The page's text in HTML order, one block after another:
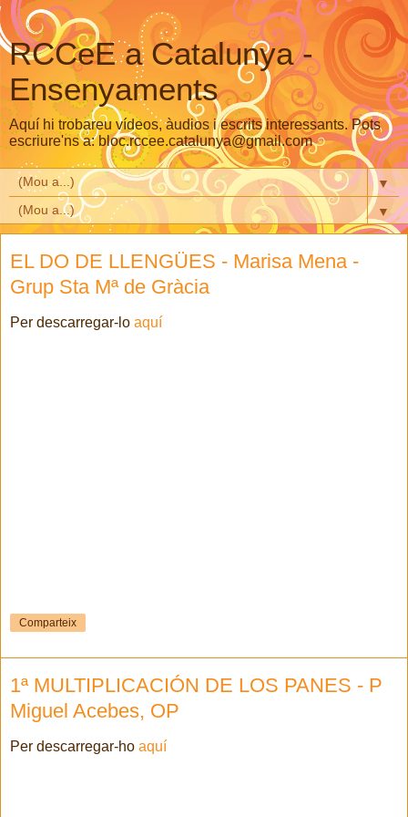
RCCeE a Catalunya -
Ensenyaments
Aquí hi trobareu vídeos, àudios i escrits interessants. Pots
escriure'ns a: bloc.rccee.catalunya@gmail.com
▼
▼
EL DO DE LLENGÜES - Marisa Mena -
Grup Sta Mª de Gràcia
Per descarregar-lo aquí
Comparteix
1ª MULTIPLICACIÓN DE LOS PANES - P
Miguel Acebes, OP
Per descarregar-ho aquí